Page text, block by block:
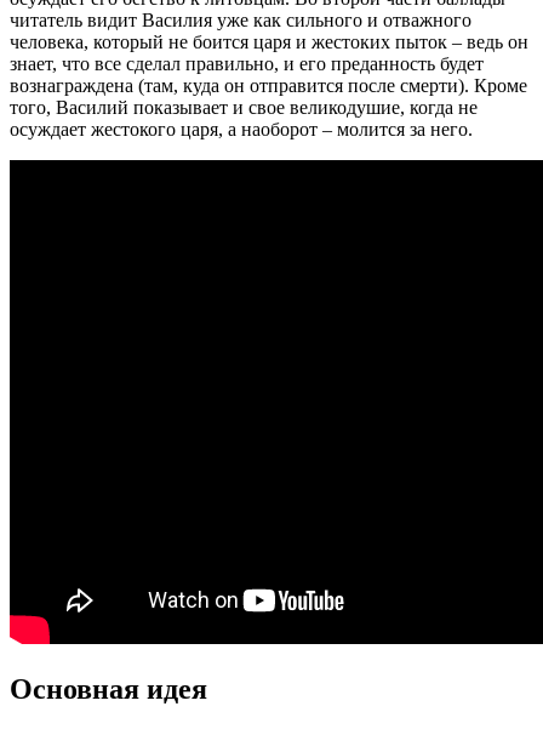
читатель видит Василия уже как сильного и отважного
человека, который не боится царя и жестоких пыток – ведь он
знает, что все сделал правильно, и его преданность будет
вознаграждена (там, куда он отправится после смерти). Кроме
того, Василий показывает и свое великодушие, когда не
осуждает жестокого царя, а наоборот – молится за него.
Основная идея